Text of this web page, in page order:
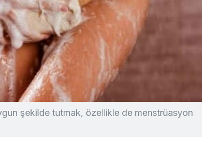
şekilde tutmak, özellikle de menstrüasyon